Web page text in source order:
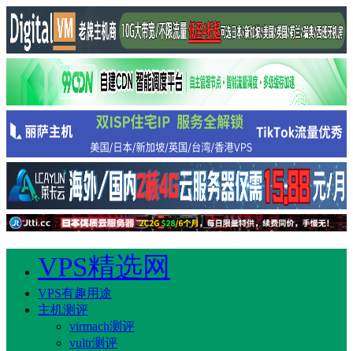
VPS精选网
VPS有趣用途
主机测评
virmach测评
vultr测评